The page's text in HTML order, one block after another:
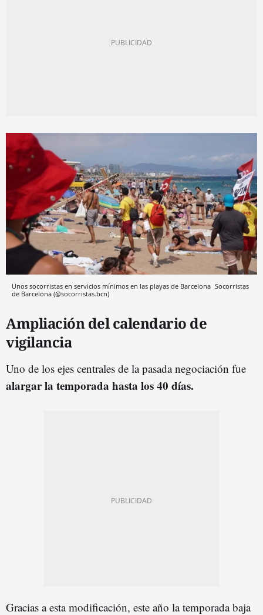
Unos socorristas en servicios mínimos en las playas de Barcelona Socorristas
de Barcelona (@socorristas.bcn)
Ampliación del calendario de
vigilancia
Uno de los ejes centrales de la pasada negociación fue
alargar la temporada hasta los 40 días.
Gracias a esta modificación, este año la temporada baja